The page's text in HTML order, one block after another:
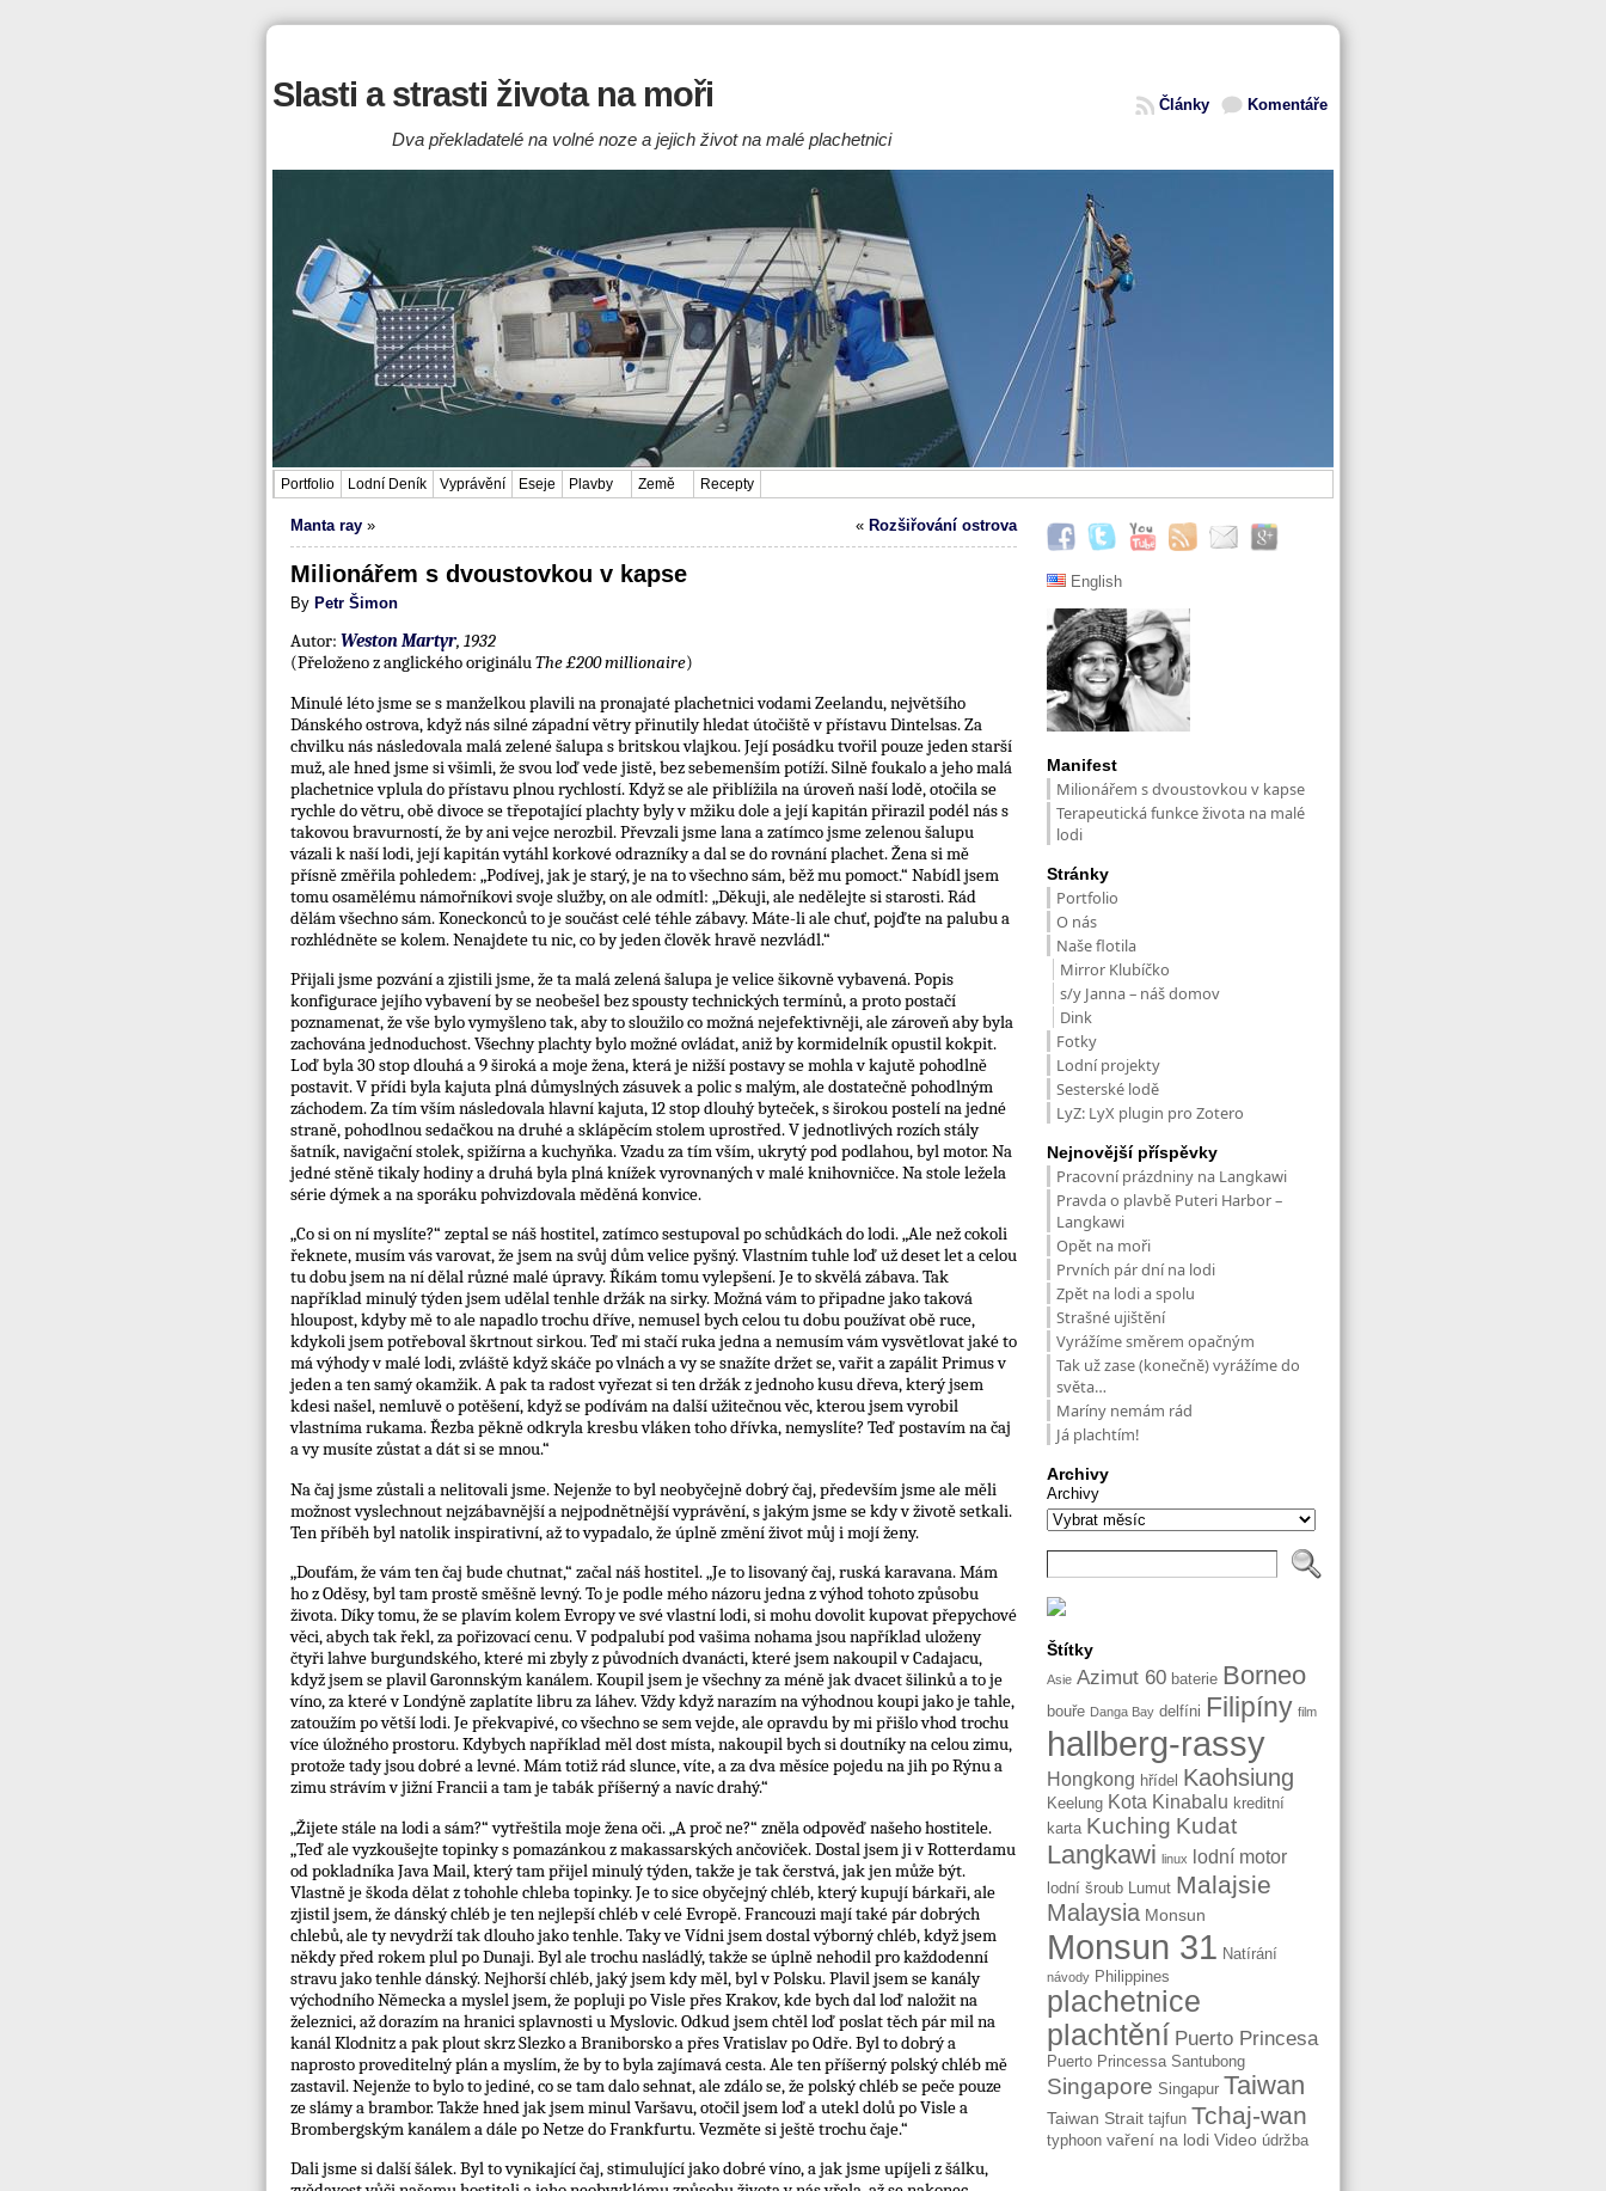
Slasti a strasti života na moři
Dva překladatelé na volné noze a jejich život na malé plachetnici
Komentáře
Články
Portfolio Lodní Deník Vyprávění Eseje Plavby Země Recepty
Manta ray » « Rozšiřování ostrova
Milionářem s dvoustovkou v kapse
By Petr Šimon
Autor: Weston Martyr, 1932
(Přeloženo z anglického origináluThe £200 millionaire)
Minulé léto jsme se s manželkou plavili na pronajaté plachetnici vodami Zeelandu, největšího
Dánského ostrova, když nás silné západní větry přinutily hledat útočiště v přístavu Dintelsas. Za
chvilku nás následovala malá zelené šalupa s britskou vlajkou. Její posádku tvořil pouze jeden starší
muž, ale hned jsme si všimli, že svou loď vede jistě, bez sebemenším potíží. Silně foukalo a jeho malá
plachetnice vplula do přístavu plnou rychlostí. Když se ale přiblížila na úroveň naší lodě, otočila se
rychle do větru, obě divoce se třepotající plachty byly v mžiku dole a její kapitán přirazil podél nás s
takovou bravurností, že by ani vejce nerozbil. Převzali jsme lana a zatímco jsme zelenou šalupu
vázali k naší lodi, její kapitán vytáhl korkové odrazníky a dal se do rovnání plachet. Žena si mě
přísně změřila pohledem: „Podívej, jak je starý, je na to všechno sám, běž mu pomoct.“ Nabídl jsem
tomu osamělému námořníkovi svoje služby, on ale odmítl: „Děkuji, ale nedělejte si starosti. Rád
dělám všechno sám. Koneckonců to je součást celé téhle zábavy. Máte-li ale chuť, pojďte na palubu a
rozhlédněte se kolem. Nenajdete tu nic, co by jeden člověk hravě nezvládl.“
Přijali jsme pozvání a zjistili jsme, že ta malá zelená šalupa je velice šikovně vybavená. Popis
konfigurace jejího vybavení by se neobešel bez spousty technických termínů, a proto postačí
poznamenat, že vše bylo vymyšleno tak, aby to sloužilo co možná nejefektivněji, ale zároveň aby byla
zachována jednoduchost. Všechny plachty bylo možné ovládat, aniž by kormidelník opustil kokpit.
Loď byla 30 stop dlouhá a 9 široká a moje žena, která je nižší postavy se mohla v kajutě pohodlně
postavit. V přídi byla kajuta plná důmyslných zásuvek a polic s malým, ale dostatečně pohodlným
záchodem. Za tím vším následovala hlavní kajuta, 12 stop dlouhý byteček, s širokou postelí na jedné
straně, pohodlnou sedačkou na druhé a sklápěcím stolem uprostřed. V jednotlivých rozích stály
šatník, navigační stolek, spižírna a kuchyňka. Vzadu za tím vším, ukrytý pod podlahou, byl motor. Na
jedné stěně tikaly hodiny a druhá byla plná knížek vyrovnaných v malé knihovničce. Na stole ležela
série dýmek a na sporáku pohvizdovala měděná konvice.
„Co si on ní myslíte?“ zeptal se náš hostitel, zatímco sestupoval po schůdkách do lodi. „Ale než cokoli
řeknete, musím vás varovat, že jsem na svůj dům velice pyšný. Vlastním tuhle loď už deset let a celou
tu dobu jsem na ní dělal různé malé úpravy. Říkám tomu vylepšení. Je to skvělá zábava. Tak
například minulý týden jsem udělal tenhle držák na sirky. Možná vám to připadne jako taková
hloupost, kdyby mě to ale napadlo trochu dříve, nemusel bych celou tu dobu používat obě ruce,
kdykoli jsem potřeboval škrtnout sirkou. Teď mi stačí ruka jedna a nemusím vám vysvětlovat jaké to
má výhody v malé lodi, zvláště když skáče po vlnách a vy se snažíte držet se, vařit a zapálit Primus v
jeden a ten samý okamžik. A pak ta radost vyřezat si ten držák z jednoho kusu dřeva, který jsem
kdesi našel, nemluvě o potěšení, když se podívám na další užitečnou věc, kterou jsem vyrobil
vlastníma rukama. Řezba pěkně odkryla kresbu vláken toho dřívka, nemyslíte? Teď postavím na čaj
a vy musíte zůstat a dát si se mnou.“
Na čaj jsme zůstali a nelitovali jsme. Nejenže to byl neobyčejně dobrý čaj, především jsme ale měli
možnost vyslechnout nejzábavnější a nejpodnětnější vyprávění, s jakým jsme se kdy v životě setkali.
Ten příběh byl natolik inspirativní, až to vypadalo, že úplně změní život můj i mojí ženy.
„Doufám, že vám ten čaj bude chutnat,“ začal náš hostitel. „Je to lisovaný čaj, ruská karavana. Mám
ho z Oděsy, byl tam prostě směšně levný. To je podle mého názoru jedna z výhod tohoto způsobu
života. Díky tomu, že se plavím kolem Evropy ve své vlastní lodi, si mohu dovolit kupovat přepychové
věci, abych tak řekl, za pořizovací cenu. V podpalubí pod vašima nohama jsou například uloženy
čtyři lahve burgundského, které mi zbyly z původních dvanácti, které jsem nakoupil v Cadajacu,
když jsem se plavil Garonnským kanálem. Koupil jsem je všechny za méně jak dvacet šilinků a to je
víno, za které v Londýně zaplatíte libru za láhev. Vždy když narazím na výhodnou koupi jako je tahle,
zatoužím po větší lodi. Je překvapivé, co všechno se sem vejde, ale opravdu by mi přišlo vhod trochu
více úložného prostoru. Kdybych například měl dost místa, nakoupil bych si doutníky na celou zimu,
protože tady jsou dobré a levné. Mám totiž rád slunce, víte, a za dva měsíce pojedu na jih po Rýnu a
zimu strávím v jižní Francii a tam je tabák příšerný a navíc drahý.“
„Žijete stále na lodi a sám?“ vytřeštila moje žena oči. „A proč ne?“ zněla odpověď našeho hostitele.
„Teď ale vyzkoušejte topinky s pomazánkou z makassarských ančoviček. Dostal jsem ji v Rotterdamu
od pokladníka Java Mail, který tam přijel minulý týden, takže je tak čerstvá, jak jen může být.
Vlastně je škoda dělat z tohohle chleba topinky. Je to sice obyčejný chléb, který kupují bárkaři, ale
zjistil jsem, že dánský chléb je ten nejlepší chléb v celé Evropě. Francouzi mají také pár dobrých
chlebů, ale ty nevydrží tak dlouho jako tenhle. Taky ve Vídni jsem dostal výborný chléb, když jsem
někdy před rokem plul po Dunaji. Byl ale trochu nasládlý, takže se úplně nehodil pro každodenní
stravu jako tenhle dánský. Nejhorší chléb, jaký jsem kdy měl, byl v Polsku. Plavil jsem se kanály
východního Německa a myslel jsem, že popluji po Visle přes Krakov, kde bych dal loď naložit na
železnici, až dorazím na hranici splavnosti u Myslovic. Odkud jsem chtěl loď poslat těch pár mil na
kanál Klodnitz a pak plout skrz Slezko a Braniborsko a přes Vratislav po Odře. Byl to dobrý a
naprosto proveditelný plán a myslím, že by to byla zajímavá cesta. Ale ten příšerný polský chléb mě
zastavil. Nejenže to bylo to jediné, co se tam dalo sehnat, ale zdálo se, že polský chléb se peče pouze
ze slámy a brambor. Takže hned jak jsem minul Varšavu, otočil jsem loď a utekl dolů po Visle a
Brombergským kanálem a dále po Netze do Frankfurtu. Vezměte si ještě trochu čaje.“
Dali jsme si další šálek. Byl to vynikající čaj, stimulující jako dobré víno, a jak jsme upíjeli z šálku,
English
Manifest
Milionářem s dvoustovkou v kapse
Terapeutická funkce života na malé
lodi
Stránky
Portfolio
O nás
Naše flotila
Mirror Klubíčko
s/y Janna – náš domov
Dink
Fotky
Lodní projekty
Sesterské lodě
LyZ: LyX plugin pro Zotero
Nejnovější příspěvky
Pracovní prázdniny na Langkawi
Pravda o plavbě Puteri Harbor –
Langkawi
Opět na moři
Prvních pár dní na lodi
Zpět na lodi a spolu
Strašné ujištění
Vyrážíme směrem opačným
Tak už zase (konečně) vyrážíme do
světa…
Maríny nemám rád
Já plachtím!
Archivy
Archivy
Štítky
Asie Azimut 60 baterie Borneo
bouře Danga Bay delfíni Filipíny film
hallberg-rassy
Hongkong hřídel Kaohsiung
Keelung Kota Kinabalu kreditní
karta Kuching Kudat
Langkawi linux lodní motor
lodní šroub Lumut Malajsie
Malaysia Monsun
Monsun 31 Natírání
návody Philippines
plachetnice
plachtění Puerto Princesa
Puerto Princessa Santubong
Singapore Singapur Taiwan
Taiwan Strait tajfun Tchaj-wan
typhoon vaření na lodi Video údržba